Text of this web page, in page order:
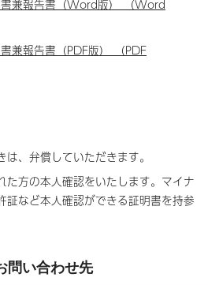
兼報告書（Word版） （Word
兼報告書（PDF版） （PDF
、弁償していただきます。
た方の本人確認をいたします。マイナ
証など本人確認ができる証明書を持参
問い合わせ先